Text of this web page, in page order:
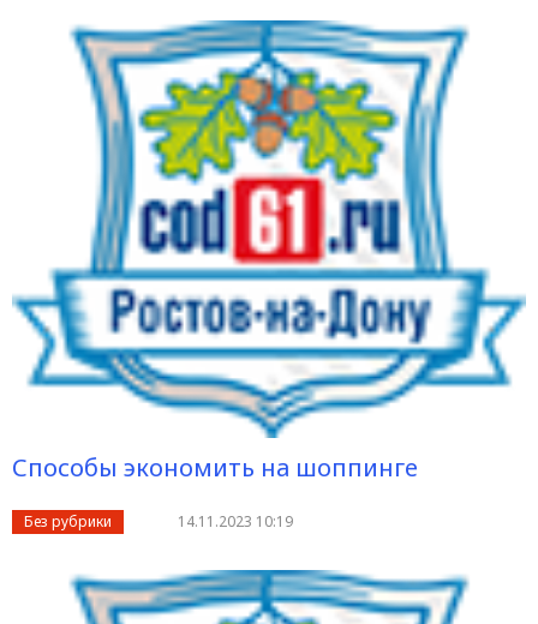
Способы экономить на шоппинге
Без рубрики 14.11.2023 10:19